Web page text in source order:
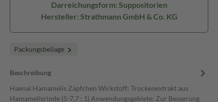
Darreichungsform: Suppositorien
Hersteller: Strathmann GmbH & Co. KG
Packungsbeilage
Beschreibung
Haenal Hamamelis Zäpfchen Wirkstoff: Trockenextrakt aus
Hamamelisrinde (5-7,7 : 1) Anwendungsgebiete: Zur Besserung